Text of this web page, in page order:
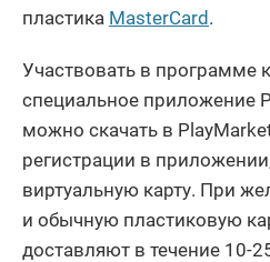
пластика MasterCard.
Участвовать в программе
специальное приложение
можно скачать в
регистрации в
виртуальную карту. При
и обычную пластиковую
доставляют в течение 10-